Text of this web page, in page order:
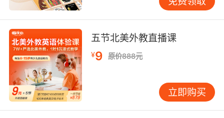
提高英文比例。到小学中高年级，如果条件允
许，安排稳定的同龄口语伙伴或外教互动，会比
零散的“偶尔聊一次”更有效，因为孩子会期待下
一次见面，也更愿意准备内容。 把纠错方式换一
换：先接住表达，再轻轻修正 常见误区是孩子一
开口就立刻纠音纠错。纠得越快，孩子越不敢
说。更建议把顺序调整为“先肯定表达意图，再给
更好的说法”。孩子说“I go park yesterday”，家
长可以回应：“你是想说昨天去了公园，对吗？可
五节北美外教直播课
¥9 原价888元
立即购买